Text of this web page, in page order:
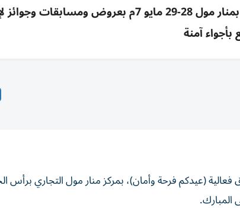
شرطة رأس الخيمة تطلق فعالية «عيدكم فرحة وأمان» بمنار مول 28-29 مايو 7م بعروض
بأجواء آمنة
(عيدكم فرحة وأمان)، بمركز منار مول التجاري برأس